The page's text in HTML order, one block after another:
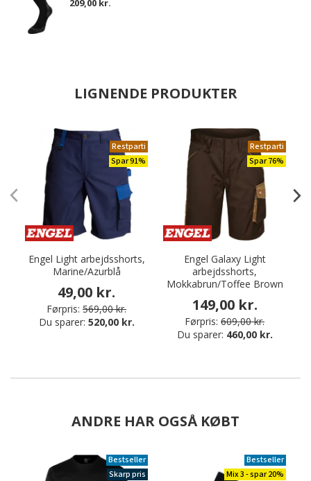
209,00 kr.
LIGNENDE PRODUKTER
Restparti
Spar 91%
Engel Light arbejdsshorts,
Marine/Azurblå
49,00 kr.
Førpris: 569,00 kr.
Du sparer: 520,00 kr.
Restparti
Spar 76%
Engel Galaxy Light
arbejdsshorts,
Mokkabrun/Toffee Brown
149,00 kr.
Førpris: 609,00 kr.
Du sparer: 460,00 kr.
ANDRE HAR OGSÅ KØBT
Bestseller
Skarp pris
Bestseller
Mix 3 - spar 20%